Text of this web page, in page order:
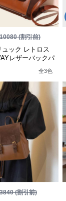
(割引前)
ュック レトロス
レザーバックパ
全3色
(割引前)